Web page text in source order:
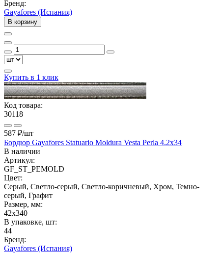
Бренд:
Gayafores (Испания)
В корзину
Купить в 1 клик
Код товара:
30118
587 ₽/шт
Бордюр Gayafores Statuario Moldura Vesta Perla 4.2x34
В наличии
Артикул:
GF_ST_PEMOLD
Цвет:
Серый, Светло-серый, Светло-коричневый, Хром, Темно-
серый, Графит
Размер, мм:
42x340
В упаковке, шт:
44
Бренд:
Gayafores (Испания)